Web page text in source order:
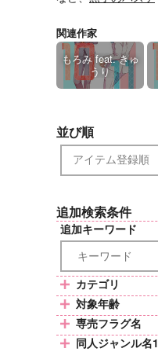
関連作家
もろみ feat. きゅ
うり
並び順
追加検索条件
追加キーワード
カテゴリ
対象年齢
専売フラグ名
同人ジャンル名1